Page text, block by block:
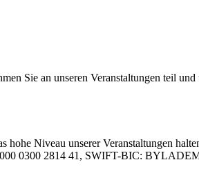
Sie an un­se­ren Ver­an­stal­tun­gen teil
Ni­veau un­se­rer Ver­an­stal­tun­gen
0300 2814 41, SWIFT-BIC: